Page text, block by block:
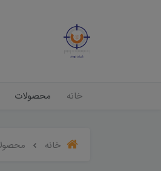
خانه محصولات
خانه